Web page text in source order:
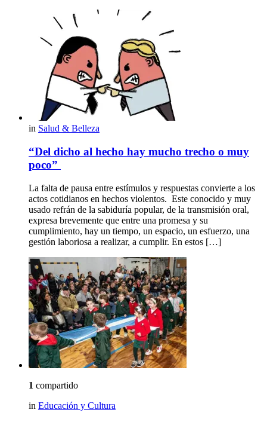
in Salud & Belleza
“Del dicho al hecho hay mucho trecho o muy
poco”
La falta de pausa entre estímulos y respuestas convierte a los
actos cotidianos en hechos violentos. Este conocido y muy
usado refrán de la sabiduría popular, de la transmisión oral,
expresa brevemente que entre una promesa y su
cumplimiento, hay un tiempo, un espacio, un esfuerzo, una
gestión laboriosa a realizar, a cumplir. En estos […]
1 compartido
in Educación y Cultura